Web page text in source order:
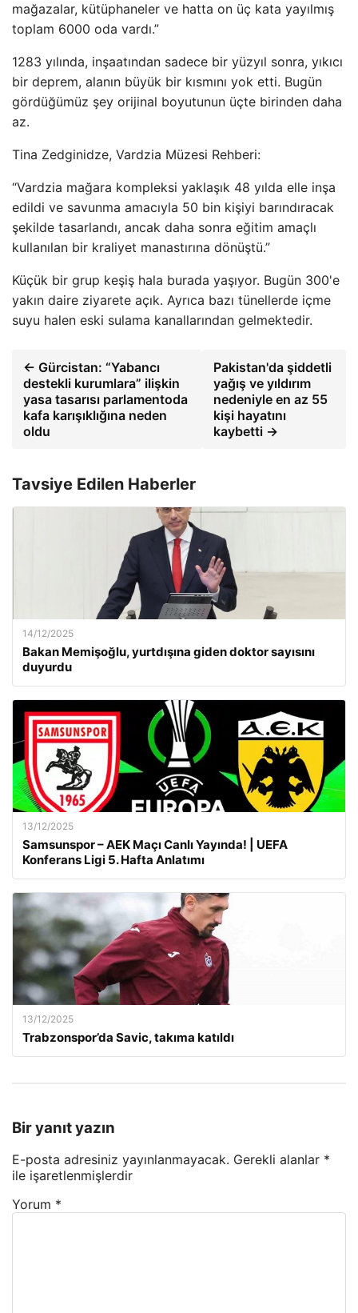
mağazalar, kütüphaneler ve hatta on üç kata yayılmış
toplam 6000 oda vardı.”
1283 yılında, inşaatından sadece bir yüzyıl sonra, yıkıcı
bir deprem, alanın büyük bir kısmını yok etti. Bugün
gördüğümüz şey orijinal boyutunun üçte birinden daha
az.
Tina Zedginidze, Vardzia Müzesi Rehberi:
“Vardzia mağara kompleksi yaklaşık 48 yılda elle inşa
edildi ve savunma amacıyla 50 bin kişiyi barındıracak
şekilde tasarlandı, ancak daha sonra eğitim amaçlı
kullanılan bir kraliyet manastırına dönüştü.”
Küçük bir grup keşiş hala burada yaşıyor. Bugün 300'e
yakın daire ziyarete açık. Ayrıca bazı tünellerde içme
suyu halen eski sulama kanallarından gelmektedir.
← Gürcistan: “Yabancı
destekli kurumlara” ilişkin
yasa tasarısı parlamentoda
kafa karışıklığına neden
oldu
Pakistan'da şiddetli
yağış ve yıldırım
nedeniyle en az 55
kişi hayatını
kaybetti →
Tavsiye Edilen Haberler
14/12/2025
Bakan Memişoğlu, yurtdışına giden doktor sayısını
duyurdu
13/12/2025
Samsunspor – AEK Maçı Canlı Yayında! | UEFA
Konferans Ligi 5. Hafta Anlatımı
13/12/2025
Trabzonspor’da Savic, takıma katıldı
Bir yanıt yazın
E-posta adresiniz yayınlanmayacak. Gerekli alanlar *
ile işaretlenmişlerdir
Yorum *